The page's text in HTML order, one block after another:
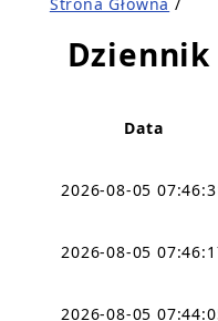
Data
2026-08-05
2026-08-05
2026-08-05